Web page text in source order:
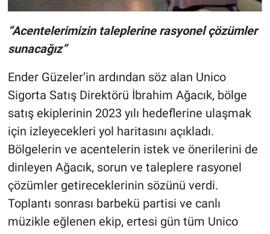
“Acentelerimizin taleplerine rasyonel çözümler
sunacağız”
Ender Güzeler’in ardından söz alan Unico
Sigorta Satış Direktörü İbrahim Ağacık, bölge
satış ekiplerinin 2023 yılı hedeflerine ulaşmak
için izleyecekleri yol haritasını açıkladı.
Bölgelerin ve acentelerin istek ve önerilerini de
dinleyen Ağacık, sorun ve taleplere rasyonel
çözümler getireceklerinin sözünü verdi.
Toplantı sonrası barbekü partisi ve canlı
müzikle eğlenen ekip, ertesi gün tüm Unico